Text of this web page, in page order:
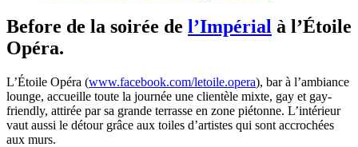
Before de la soirée de l’Impérial à l’Étoile
Opéra.
L’Étoile Opéra (www.facebook.com/letoile.opera), bar à l’ambiance
lounge, accueille toute la journée une clientèle mixte, gay et gay-
friendly, attirée par sa grande terrasse en zone piétonne. L’intérieur
vaut aussi le détour grâce aux toiles d’artistes qui sont accrochées
aux murs.